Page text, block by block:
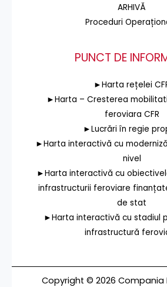
ARHIVĂ
Proceduri
PUNCT DE
►Harta rețelei
►Harta – Cresterea
feroviara CFR
►Lucrări în regie
►Harta interactivă cu
nivel
►Harta interactivă cu
infrastructurii feroviare
de stat
►Harta interactivă cu stadiul
infrastructură
Copyright © 2026 Compania